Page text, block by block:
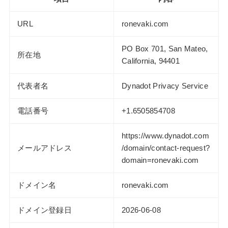
URL ronevaki.com
所在地
PO Box 701, San Mateo,
California, 94401
代表者名 Dynadot Privacy Service
電話番号 +1.6505854708
メールアドレス
https://www.dynadot.com
/domain/contact-request?
domain=ronevaki.com
ドメイン名 ronevaki.com
ドメイン登録日 2026-06-08